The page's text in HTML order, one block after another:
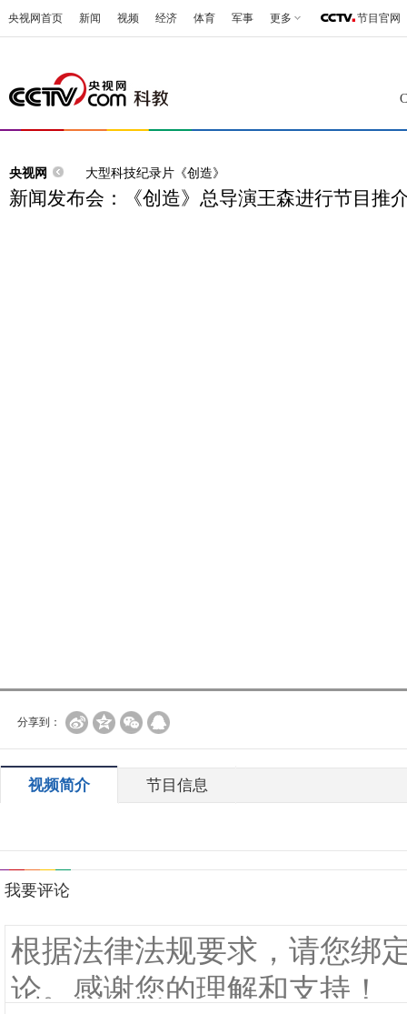
央视网首页 新闻 视频 经济 体育 军事 更多 节目官网
央视网 大型科技纪录片《创造》
新闻发布会：《创造》总导演王森进行节目推
分享到：
视频简介 节目信息